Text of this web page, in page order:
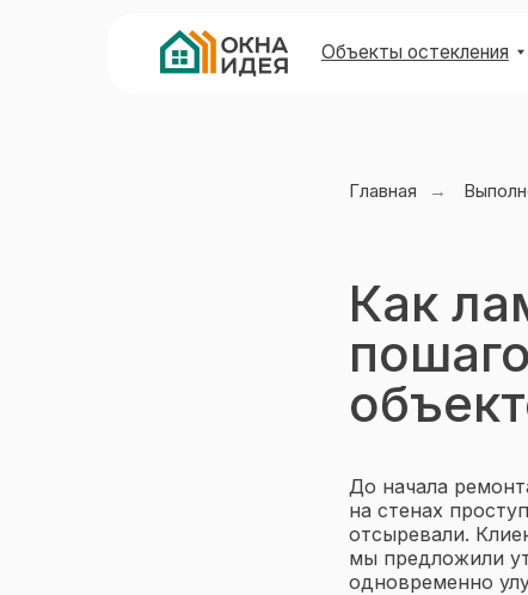
Объекты остекления
Главная →
Как
До начала
на стенах
отсыревали.
мы предложили
одновременно